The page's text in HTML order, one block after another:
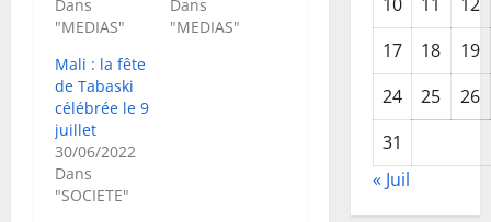
Dans
"MEDIAS"
Dans
"MEDIAS"
Mali : la fête
de Tabaski
célébrée le 9
juillet
30/06/2022
Dans
"SOCIETE"
17
18
19
24
25
26
31
« Juil